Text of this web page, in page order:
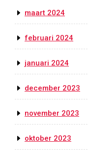
maart 2024
februari 2024
januari 2024
december 2023
november 2023
oktober 2023